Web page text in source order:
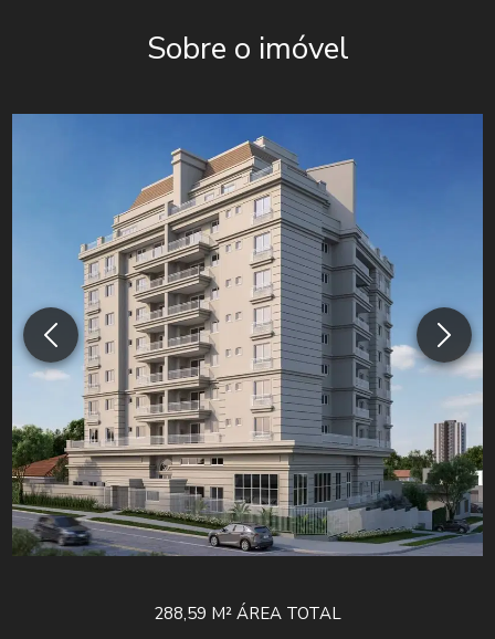
Sobre o imóvel
288,59 M² ÁREA TOTAL